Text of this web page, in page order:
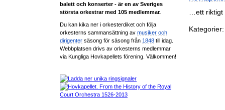
balett och konserter - är en av Sveriges
största orkestrar med 105 medlemmar.
Du kan kika ner i orkesterdiket och följa
orkesterns sammansättning av musiker och
dirigenter säsong för säsong från 1848 till idag.
Webbplatsen drivs av orkesterns medlemmar
via Kungliga Hovkapellets förening. Välkommen!
…ett riktigt
Kategorier: